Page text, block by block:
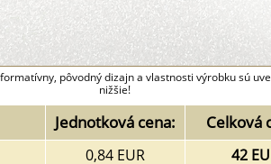
pôvodný dizajn a vlastnosti výrobku sú
nižšie!
Jednotková cena: Celková
0,84 EUR
42